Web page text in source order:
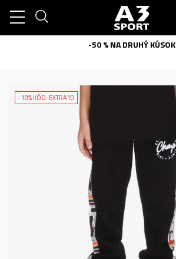
-50 % NA DRUHÝ KÚSOK
-10% KÓD: EXTRA10